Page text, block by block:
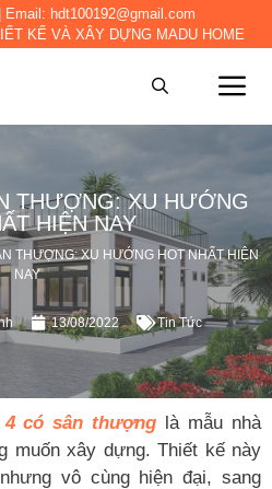
Email: hdt100192@gmail.com
KẾ VÀ XÂY DỰNG MADU HOME
THƯỢNG: XU HƯỚNG
HIỆN NAY
THƯỢNG: XU HƯỚNG HOT NHẤT HIỆN
NAY
13/08/2022 Tin Tức
4 có sân thượng là mẫu nhà
muốn xây dựng. Thiết kế này
vô cùng hiện đại, sang